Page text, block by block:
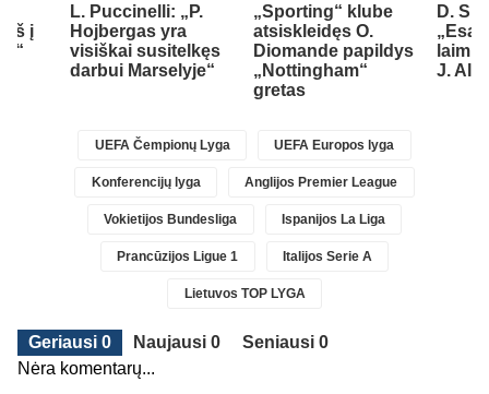
į
L. Puccinelli: „P.
Hojbergas yra
visiškai susitelkęs
darbui Marselyje“
„Sporting“ klube
atsiskleidęs O.
Diomande papildys
„Nottingham“
gretas
D.
J.
UEFA Čempionų Lyga UEFA Europos lyga
Konferencijų lyga Anglijos Premier League
Vokietijos Bundesliga Ispanijos La Liga
Prancūzijos Ligue 1 Italijos Serie A
Lietuvos TOP LYGA
Geriausi 0 Naujausi 0
Seniausi 0
Nėra komentarų...